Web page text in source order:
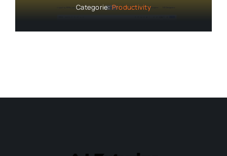
Categorie:Productivity